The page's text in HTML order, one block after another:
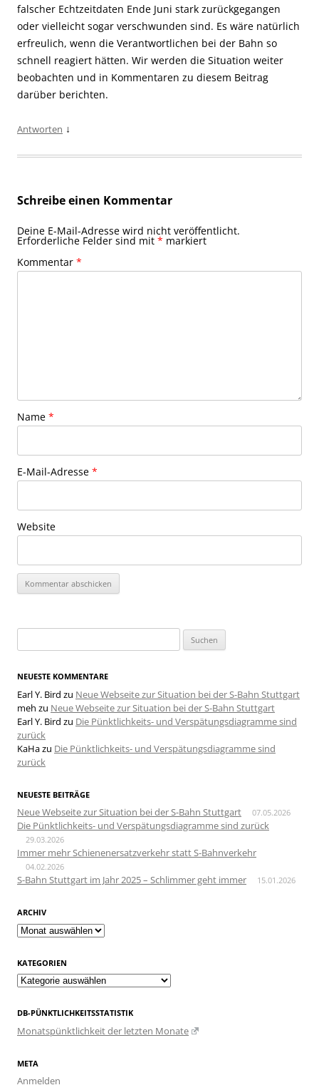
falscher Echtzeitdaten Ende Juni stark zurückgegangen
oder vielleicht sogar verschwunden sind. Es wäre natürlich
erfreulich, wenn die Verantwortlichen bei der Bahn so
schnell reagiert hätten. Wir werden die Situation weiter
beobachten und in Kommentaren zu diesem Beitrag
darüber berichten.
Antworten ↓
Schreibe einen Kommentar
Deine E-Mail-Adresse wird nicht veröffentlicht.
Erforderliche Felder sind mit * markiert
Kommentar *
Name *
E-Mail-Adresse *
Website
nach:
NEUESTE KOMMENTARE
Earl Y. Bird zu Neue Webseite zur Situation bei der S-Bahn Stuttgart
meh zu Neue Webseite zur Situation bei der S-Bahn Stuttgart
Earl Y. Bird zu Die Pünktlichkeits- und Verspätungsdiagramme sind
zurück
KaHazu Die Pünktlichkeits- und Verspätungsdiagramme sind
zurück
NEUESTE BEITRÄGE
Neue Webseite zur Situation bei der S-Bahn Stuttgart 07.05.2026
Die Pünktlichkeits- und Verspätungsdiagramme sind zurück
29.03.2026
Immer mehr Schienenersatzverkehr statt S-Bahnverkehr
04.02.2026
S-Bahn Stuttgart im Jahr 2025 – Schlimmer geht immer 15.01.2026
ARCHIV
Archiv
KATEGORIEN
Kategorien
DB-PÜNKTLICHKEITSSTATISTIK
Monatspünktlichkeit der letzten Monate
META
Anmelden